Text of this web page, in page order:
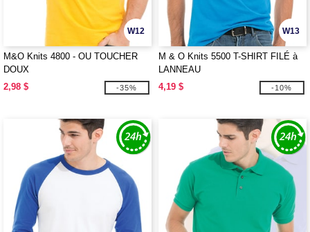
W12
M&O Knits 4800 - OU TOUCHER
DOUX
2,98 $
-35%
W13
M & O Knits 5500 T-SHIRT FILÉ à
LANNEAU
4,19 $
-10%